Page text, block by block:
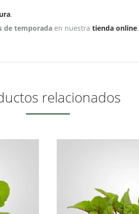
.
de temporada en nuestra tienda online.
relacionados